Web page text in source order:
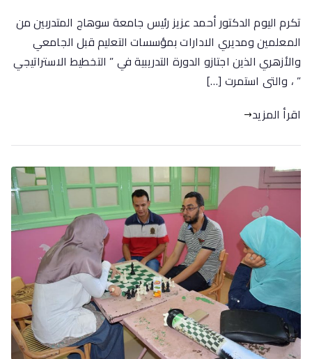
تكرم اليوم الدكتور أحمد عزيز رئيس جامعة سوهاج المتدربين من
المعلمين ومديري الادارات بمؤسسات التعليم قبل الجامعي
والأزهري الذين اجتازو الدورة التدريبية في ” التخطيط الاستراتيجي
” ، والتى استمرت […]
اقرأ المزيد